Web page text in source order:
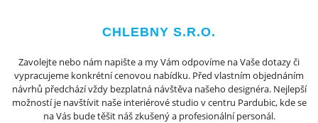
CHLEBNY S.R.O.
Zavolejte nebo nám napište a my Vám odpovíme na Vaše dotazy či
vypracujeme konkrétní cenovou nabídku. Před vlastním objednáním
návrhů předchází vždy bezplatná návštěva našeho designéra. Nejlepší
možností je navštívit naše interiérové studio v centru Pardubic, kde se
na Vás bude těšit náš zkušený a profesionální personál.